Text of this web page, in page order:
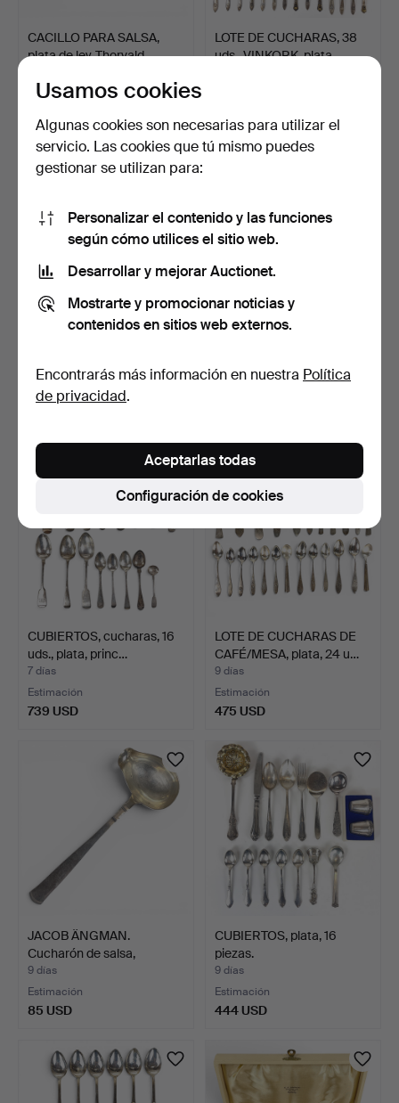
CACILLO PARA SALSA,
plata de ley, Thorvald…
Estimación
LOTE DE CUCHARAS, 38
uds., VINKORK, plata.…
7 días
Estimación
7 días
CUBIERTOS, cucharas, 16
uds., plata, princ…
7 días
Estimación
739 USD
LOTE DE CUCHARAS DE
CAFÉ/MESA, plata, 24 u…
9 días
Estimación
475 USD
JACOB ÄNGMAN.
Cucharón de salsa,
"Rosenhol…
9 días
Estimación
85 USD
CUBIERTOS, plata, 16
piezas.
9 días
Estimación
444 USD
Usamos cookies
Algunas cookies son necesarias para utilizar el
servicio. Las cookies que tú mismo puedes
gestionar se utilizan para:
Personalizar el contenido y las funciones
según cómo utilices el sitio web.
Desarrollar y mejorar Auctionet.
Mostrarte y promocionar noticias y
contenidos en sitios web externos.
Encontrarás más información en nuestra Política
de privacidad.
Configuración de cookies
Aceptarlas todas